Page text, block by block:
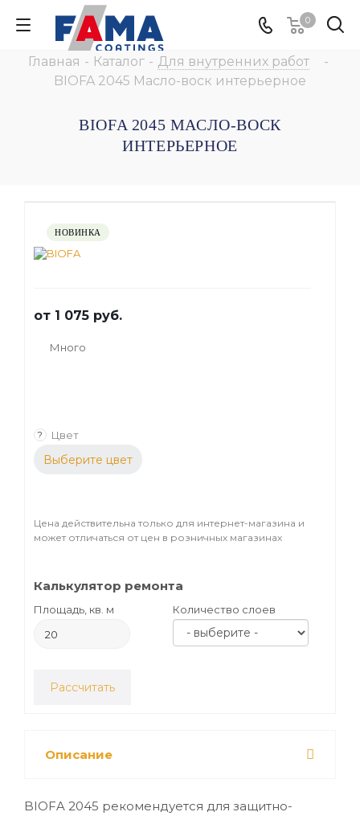
0
Главная - Каталог - Для внутренних работ
-
BIOFA 2045 Масло-воск интерьерное
BIOFA 2045 МАСЛО-ВОСК
ИНТЕРЬЕРНОЕ
НОВИНКА
от 1 075 руб.
Много
? Цвет
Выберите цвет
Цена действительна только для интернет-магазина и
может отличаться от цен в розничных магазинах
Калькулятор ремонта
Площадь, кв. м Количество слоев
Рассчитать
Описание
BIOFA 2045 рекомендуется для защитно-